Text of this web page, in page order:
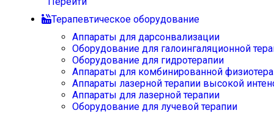
Терапевтическое оборудование
Аппараты для дарсонвализации
Оборудование для галоингаляционной
Оборудование для гидротерапии
Аппараты для комбинированной
Аппараты лазерной терапии высокой
Аппараты для лазерной терапии
Оборудование для лучевой терапии